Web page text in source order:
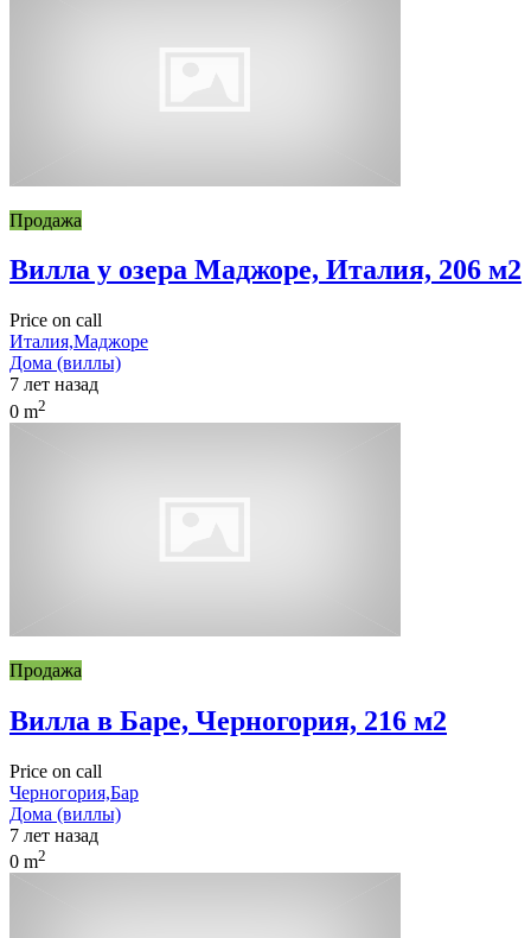
Продажа
Вилла у озера Маджоре, Италия, 206 м2
Price on call
Италия,Маджоре
Дома (виллы)
7 лет назад
0 m2
Продажа
Вилла в Баре, Черногория, 216 м2
Price on call
Черногория,Бар
Дома (виллы)
7 лет назад
0 m2